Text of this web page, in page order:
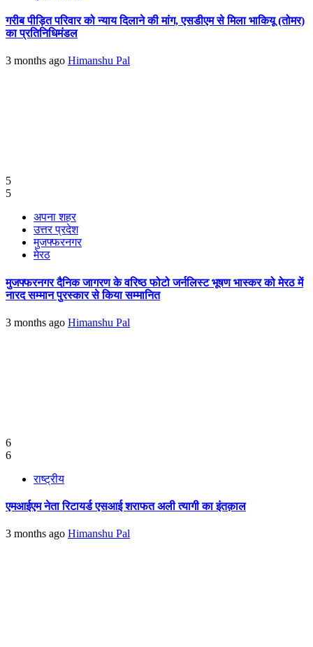
गरीब पीड़ित परिवार को न्याय दिलाने की मांग, एसडीएम से मिला भाकियू (तोमर)
का प्रतिनिधिमंडल
3 months ago Himanshu Pal
5
5
अपना शहर
उत्तर प्रदेश
मुजफ्फरनगर
मेरठ
मुजफ्फरनगर दैनिक जागरण के वरिष्ठ फोटो जर्नलिस्ट भूषण भास्कर को मेरठ में
नारद सम्मान पुरस्कार से किया सम्मानित
3 months ago Himanshu Pal
6
6
राष्ट्रीय
एमआईएम नेता रिटायर्ड एसआई शराफत अली त्यागी का इंतक़ाल
3 months ago Himanshu Pal